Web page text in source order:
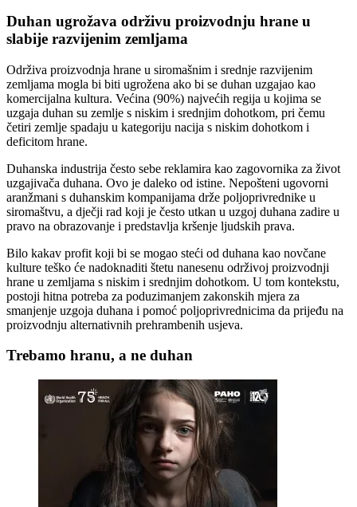
Duhan ugrožava održivu proizvodnju hrane u
slabije razvijenim zemljama
Održiva proizvodnja hrane u siromašnim i srednje razvijenim
zemljama mogla bi biti ugrožena ako bi se duhan uzgajao kao
komercijalna kultura. Većina (90%) najvećih regija u kojima se
uzgaja duhan su zemlje s niskim i srednjim dohotkom, pri čemu
četiri zemlje spadaju u kategoriju nacija s niskim dohotkom i
deficitom hrane.
Duhanska industrija često sebe reklamira kao zagovornika za život
uzgajivača duhana. Ovo je daleko od istine. Nepošteni ugovorni
aranžmani s duhanskim kompanijama drže poljoprivrednike u
siromaštvu, a dječji rad koji je često utkan u uzgoj duhana zadire u
pravo na obrazovanje i predstavlja kršenje ljudskih prava.
Bilo kakav profit koji bi se mogao steći od duhana kao novčane
kulture teško će nadoknaditi štetu nanesenu održivoj proizvodnji
hrane u zemljama s niskim i srednjim dohotkom. U tom kontekstu,
postoji hitna potreba za poduzimanjem zakonskih mjera za
smanjenje uzgoja duhana i pomoć poljoprivrednicima da prijeđu na
proizvodnju alternativnih prehrambenih usjeva.
Trebamo hranu, a ne duhan